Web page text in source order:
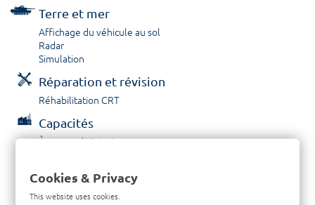
Terre et mer
Affichage du véhicule au sol
Radar
Simulation
Réparation et révision
Réhabilitation CRT
Capacités
À propos / Historique
Contactez nous
Cookies & Privacy
This website uses cookies.